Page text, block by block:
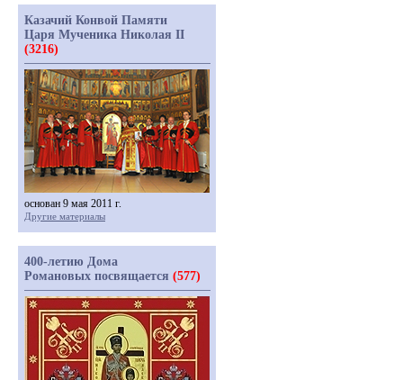
Казачий Конвой Памяти
Царя Мученика Николая II
(3216)
основан 9 мая 2011 г.
Другие материалы
400-летию Дома
Романовых посвящается (577)